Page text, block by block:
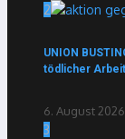
2
UNION
tödlicher
6. August 2026
3